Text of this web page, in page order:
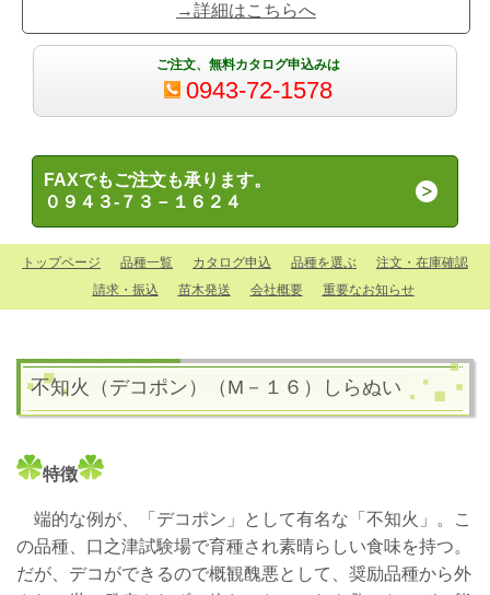
→詳細はこちらへ
ご注文、無料カタログ申込みは
0943-72-1578
FAXでもご注文も承ります。
０９４３-７３－１６２４
トップページ 品種一覧 カタログ申込 品種を選ぶ
注文・在庫確認
請求・振込
苗木発送 会社概要 重要なお知らせ
不知火（デコポン）（M－１６） しらぬい
特徴
端的な例が、「デコポン」として有名な「不知火」。こ
の品種、口之津試験場で育種され素晴らしい食味を持つ。
だが、デコができるので概観醜悪として、奨励品種から外